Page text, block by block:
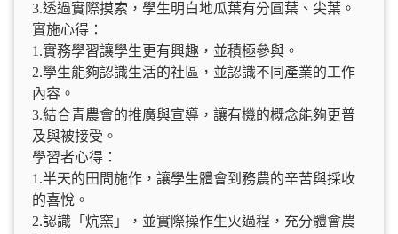
3.透過實際摸索，學生明白地瓜葉有分圓葉、尖葉。
實施心得：
1.實務學習讓學生更有興趣，並積極參與。
2.學生能夠認識生活的社區，並認識不同產業的工作
內容。
3.結合青農會的推廣與宣導，讓有機的概念能夠更普
及與被接受。
學習者心得：
1.半天的田間施作，讓學生體會到務農的辛苦與採收
的喜悅。
2.認識「炕窯」，並實際操作生火過程，充分體會農